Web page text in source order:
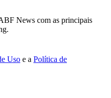
News com as principais
Uso e a Política de